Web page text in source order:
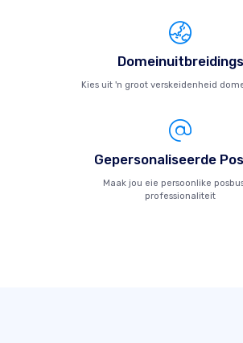
Domeinuitbreidings
Kies uit 'n groot verskeidenheid
Gepersonaliseerde
Maak jou eie persoonlike
professionaliteit